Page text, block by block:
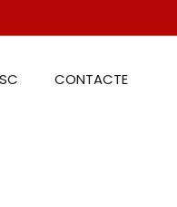
CONTACTE